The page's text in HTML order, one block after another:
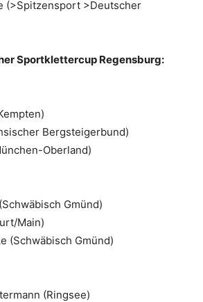
(>Spitzensport >Deutscher
Sportklettercup Regensburg:
Bergsteigerbund)
Oberland)
Gmünd)
Main)
(Schwäbisch Gmünd)
(Ringsee)